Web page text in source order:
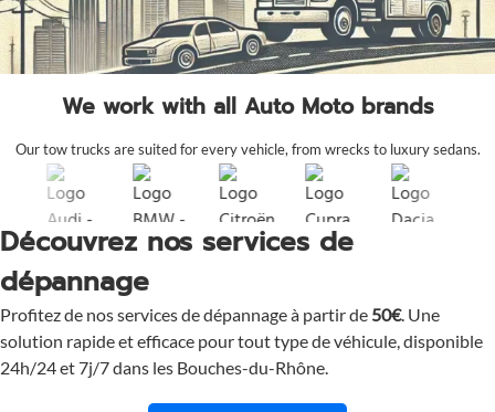
We work with all Auto Moto brands
Our tow trucks are suited for every vehicle, from wrecks to luxury sedans.
Découvrez nos services de
dépannage
Profitez de nos services de dépannage à partir de 50€. Une
solution rapide et efficace pour tout type de véhicule, disponible
24h/24 et 7j/7 dans les Bouches-du-Rhône.